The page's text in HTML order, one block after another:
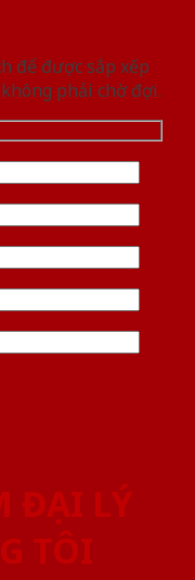
để được sắp xếp
phải chờ đợi.
ĐẠI LÝ
TÔI